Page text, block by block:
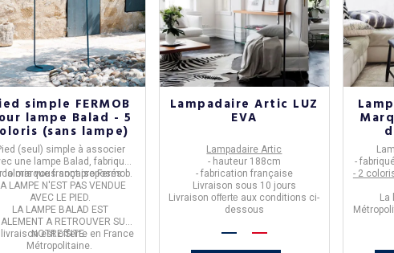
simple FERMOB
lampe Balad - 5
(sans lampe)
(seul) simple à associer
une lampe Balad,fabriqué
la marque françaiseFermob.
coloris vous sont proposés.
LAMPE N'EST PAS VENDUE
AVEC LE PIED.
LA LAMPE BALAD EST
A RETROUVER SUR
NOTRE SITE.
livraison est offerte en France
Métropolitaine.
Lampadaire Artic LUZ
EVA
Lampadaire Artic
- hauteur 188cm
- fabrication française
Livraison sous 10 jours
Livraisonofferte aux conditions ci-
dessous
-
- 2
La